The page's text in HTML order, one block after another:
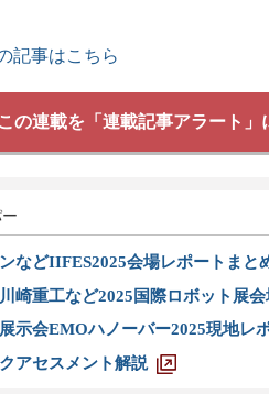
記事はこちら
この連載を「連載記事アラート」
などIIFES2025会場レポートまと
崎重工など2025国際ロボット展
示会EMOハノーバー2025現地レ
アセスメント解説